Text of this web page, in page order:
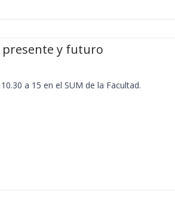
presente y futuro
a 15 en el SUM de la Facultad.